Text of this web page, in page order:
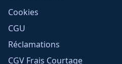
Cookies
CGU
Réclamations
CGV Frais Courtage